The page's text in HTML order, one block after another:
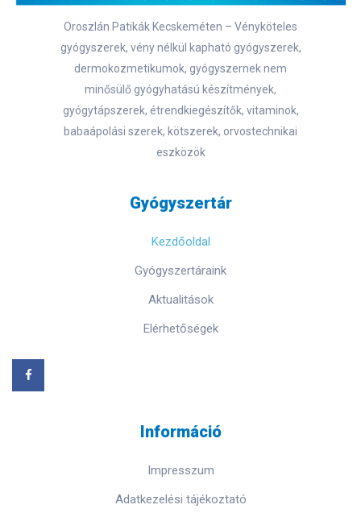
Oroszlán Patikák Kecskeméten – Vényköteles
gyógyszerek, vény nélkül kapható gyógyszerek,
dermokozmetikumok, gyógyszernek nem
minősülő gyógyhatású készítmények,
gyógytápszerek, étrendkiegészítők, vitaminok,
babaápolási szerek, kötszerek, orvostechnikai
eszközök
Gyógyszertár
Kezdőoldal
Gyógyszertáraink
Aktualitások
Elérhetőségek
Információ
Impresszum
Adatkezelési tájékoztató